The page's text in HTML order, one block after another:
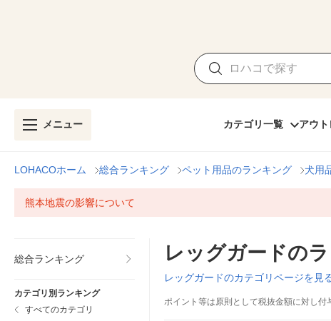
メニュー カテゴリ一覧 アウト
LOHACOホーム 総合ランキング ペット用品のランキング 犬用
熊本地震の影響について
総合ランキング
カテゴリ別ランキング
すべてのカテゴリ
レッグガードの
レッグガードのカテゴリページを見
ポイント等は原則として税抜金額に対し付